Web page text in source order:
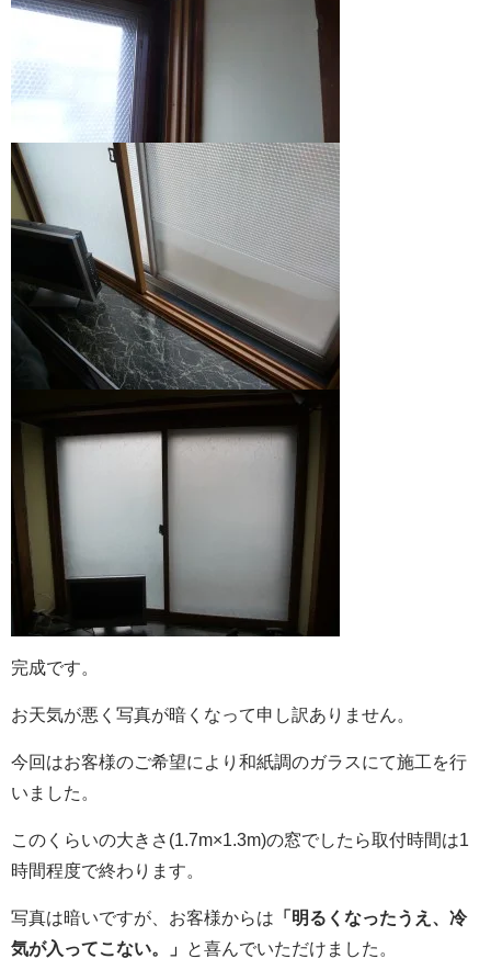
完成です。
お天気が悪く写真が暗くなって申し訳ありません。
今回はお客様のご希望により和紙調のガラスにて施工を行
いました。
このくらいの大きさ(1.7m×1.3m)の窓でしたら取付時間は1
時間程度で終わります。
写真は暗いですが、お客様からは 「明るくなったうえ、冷
気が入ってこない。」
と喜んでいただけました。